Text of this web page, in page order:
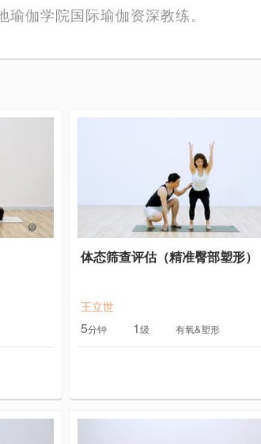
伽学院国际瑜伽资深教练。
体态筛查评估（精准臀部塑形）
王立世
5分钟 1级 有氧&塑形